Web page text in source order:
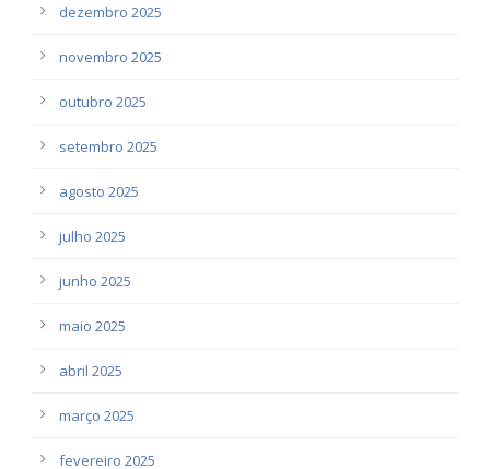
dezembro 2025
novembro 2025
outubro 2025
setembro 2025
agosto 2025
julho 2025
junho 2025
maio 2025
abril 2025
março 2025
fevereiro 2025